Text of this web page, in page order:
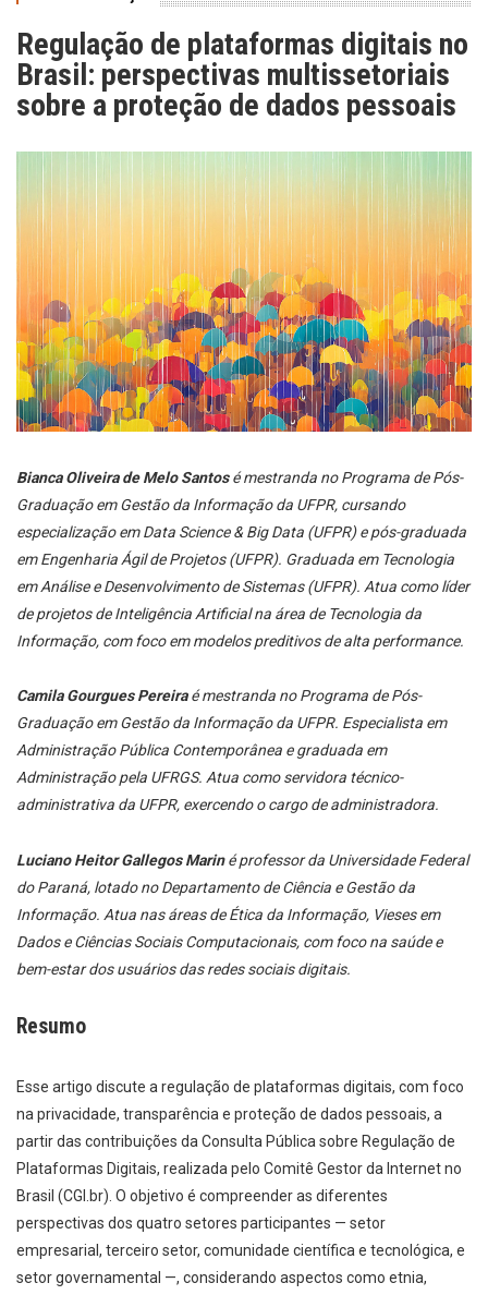
Regulação de plataformas digitais no
Brasil: perspectivas multissetoriais
sobre a proteção de dados pessoais
Bianca Oliveira de Melo Santosé mestranda no Programa de Pós-
Graduação em Gestão da Informação da UFPR, cursando
especialização em Data Science & Big Data (UFPR) e pós-graduada
em Engenharia Ágil de Projetos (UFPR). Graduada em Tecnologia
em Análise e Desenvolvimento de Sistemas (UFPR). Atua como líder
de projetos de Inteligência Artificial na área de Tecnologia da
Informação, com foco em modelos preditivos de alta performance.
Camila Gourgues Pereiraé mestranda no Programa de Pós-
Graduação em Gestão da Informação da UFPR. Especialista em
Administração Pública Contemporânea e graduada em
Administração pela UFRGS. Atua como servidora técnico-
administrativa da UFPR, exercendo o cargo de administradora.
Luciano Heitor Gallegos Mariné professor da Universidade Federal
do Paraná, lotado no Departamento de Ciência e Gestão da
Informação. Atua nas áreas de Ética da Informação, Vieses em
Dados e Ciências Sociais Computacionais, com foco na saúde e
bem-estar dos usuários das redes sociais digitais.
Resumo
Esse artigo discute a regulação de plataformas digitais, com foco
na privacidade, transparência e proteção de dados pessoais, a
partir das contribuições da Consulta Pública sobre Regulação de
Plataformas Digitais, realizada pelo Comitê Gestor da Internet no
Brasil (CGI.br). O objetivo é compreender as diferentes
perspectivas dos quatro setores participantes — setor
empresarial, terceiro setor, comunidade científica e tecnológica, e
setor governamental —, considerando aspectos como etnia,